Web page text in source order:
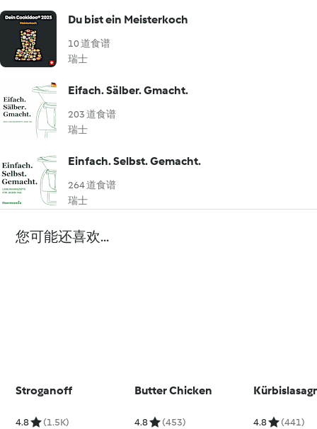
Du bist ein Meisterkoch
10 道食谱
瑞士
Eifach. Sälber. Gmacht.
203 道食谱
瑞士
Einfach. Selbst. Gemacht.
264 道食谱
瑞士
您可能还喜欢...
Stroganoff
4.8 (1.5K)
Butter Chicken
4.8 (453) 4.8 (441)